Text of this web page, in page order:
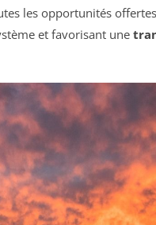
les opportunités
et favorisant une